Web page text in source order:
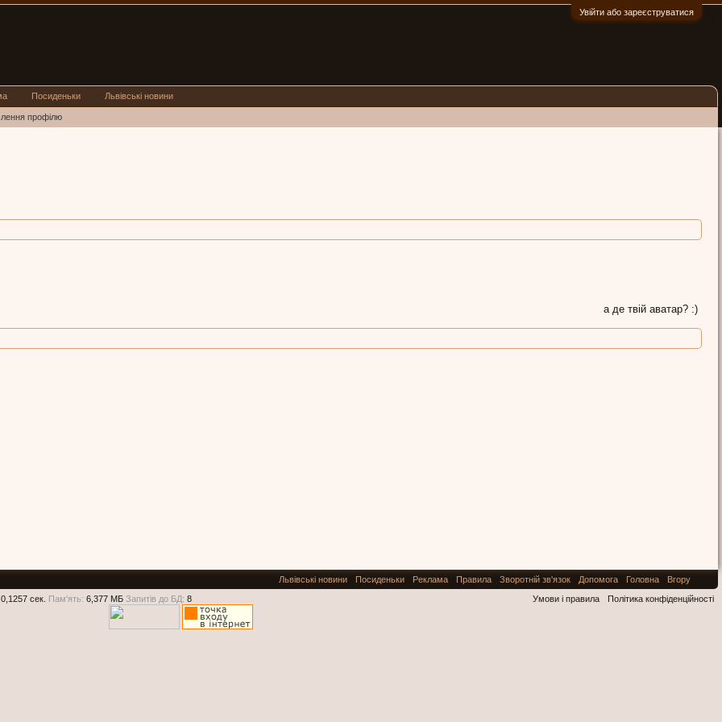
Увійти або зареєструватися
а де твій аватар? :)
профілю
Посиденьки Львівські новини
Львівські новини Посиденьки Реклама Правила Зворотній зв'язок Допомога Головна
Вгору
Умови і правила
Політика конфіденційності
0,1257 сек. Пам'ять: 6,377 МБ Запитів до БД: 8